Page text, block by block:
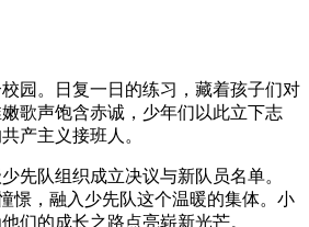
园。日复一日的练习，藏着孩子们对
歌声饱含赤诚，少年们以此立下志
产主义接班人。
先队组织成立决议与新队员名单。
憬，融入少先队这个温暖的集体。小
们的成长之路点亮崭新光芒。